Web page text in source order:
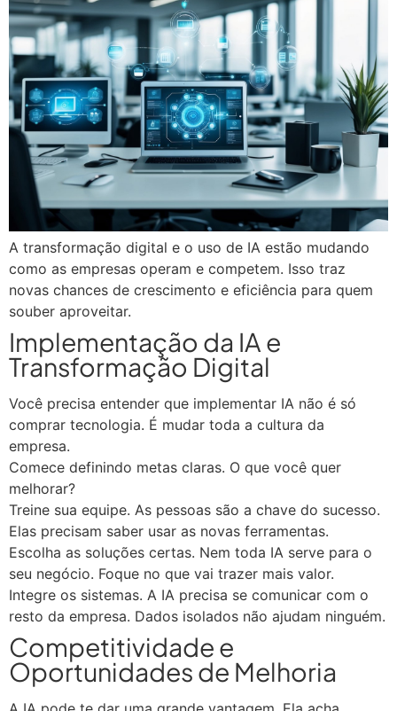
A transformação digital e o uso de IA estão mudando
como as empresas operam e competem. Isso traz
novas chances de crescimento e eficiência para quem
souber aproveitar.
Implementação da IA e
Transformação Digital
Você precisa entender que implementar IA não é só
comprar tecnologia. É mudar toda a cultura da
empresa.
Comece definindo metas claras. O que você quer
melhorar?
Treine sua equipe. As pessoas são a chave do sucesso.
Elas precisam saber usar as novas ferramentas.
Escolha as soluções certas. Nem toda IA serve para o
seu negócio. Foque no que vai trazer mais valor.
Integre os sistemas. A IA precisa se comunicar com o
resto da empresa. Dados isolados não ajudam ninguém.
Competitividade e
Oportunidades de Melhoria